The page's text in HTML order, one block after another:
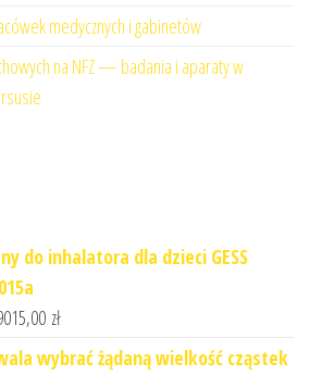
medycznych i gabinetów
na NFZ — badania i aparaty w
do inhalatora dla dzieci GESS
zł
wybrać żądaną wielkość cząstek